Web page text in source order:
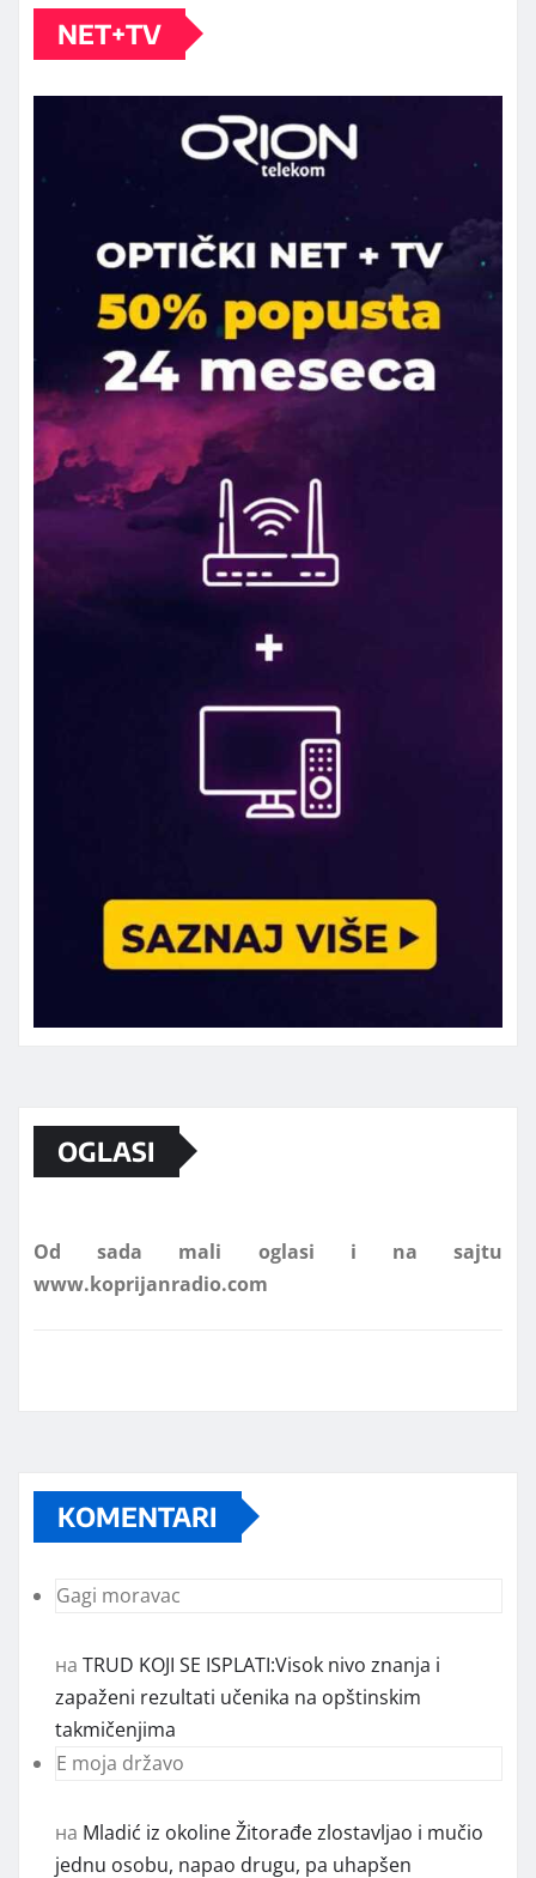
NET+TV
OGLASI
KOMENTARI
Gagi moravac
на TRUD KOJI SE ISPLATI:Visok nivo znanja i
zapaženi rezultati učenika na opštinskim
takmičenjima
E moja državo
на Mladić iz okoline Žitorađe zlostavljao i mučio
jednu osobu, napao drugu, pa uhapšen